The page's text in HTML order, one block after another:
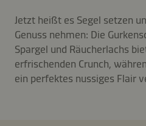
Jetzt heißt es Segel setzen
Genuss nehmen: Die
Spargel und Räucherlachs
erfrischenden Crunch,
ein perfektes nussiges Flair